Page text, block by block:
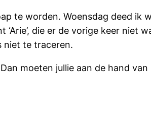
te worden. Woensdag deed ik
die er de vorige keer niet
niet te traceren.
moeten jullie aan de hand